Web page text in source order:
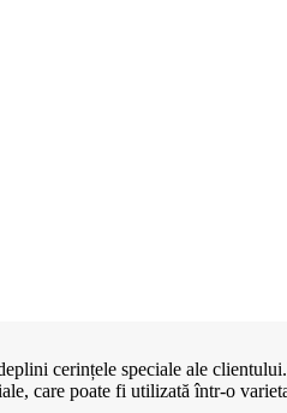
cerințele speciale ale
care poate fi utilizată într-o